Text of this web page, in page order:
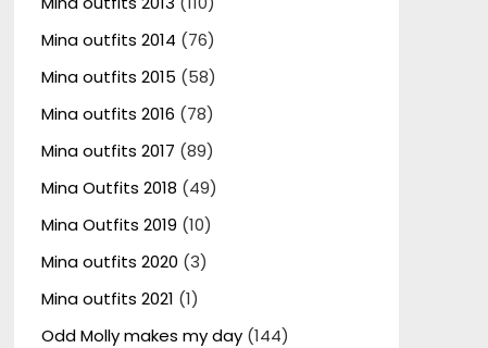
Mina outfits 2014 (76)
Mina outfits 2015 (58)
Mina outfits 2016 (78)
Mina outfits 2017 (89)
Mina Outfits 2018 (49)
Mina Outfits 2019 (10)
Mina outfits 2020 (3)
Mina outfits 2021 (1)
Odd Molly makes my day(144)